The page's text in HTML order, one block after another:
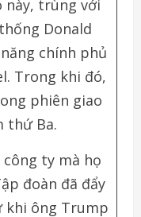
này, trùng với
Donald
chính phủ
Trong khi đó,
phiên giao
thứ Ba.
ty mà họ
đoàn đã đẩy
khi ông Trump